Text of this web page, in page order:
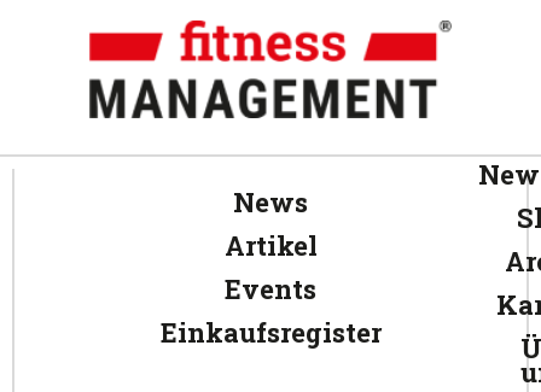
News
Artikel
Events
Einkaufsregister